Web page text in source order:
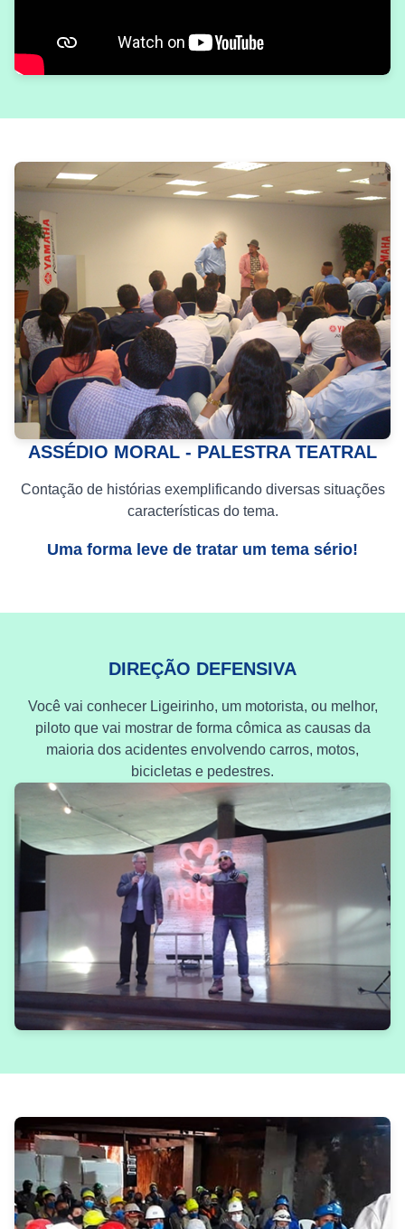
ASSÉDIO MORAL - PALESTRA TEATRAL
Contação de histórias exemplificando diversas situações
características do tema.
Uma forma leve de tratar um tema sério!
DIREÇÃO DEFENSIVA
Você vai conhecer Ligeirinho, um motorista, ou melhor,
piloto que vai mostrar de forma cômica as causas da
maioria dos acidentes envolvendo carros, motos,
bicicletas e pedestres.